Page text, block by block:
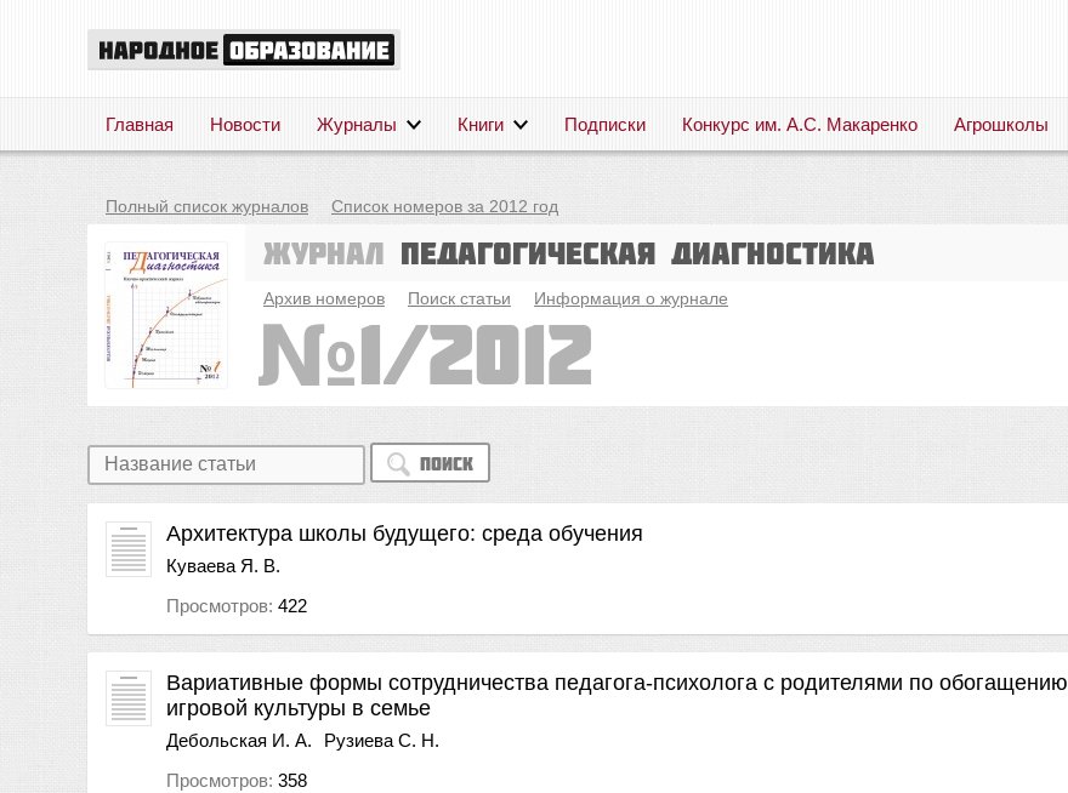
Главная Новости Журналы Книги Подписки Конкурс им. А.С. Макаренко Агрошколы
Полный список журналов Список номеров за 2012 год
Журнал Педагогическая диагностика
Архив номеров Поиск статьи Информация о журнале
1/2012
Поиск
Архитектура школы будущего: среда обучения
Куваева Я. В.
Просмотров: 422
Вариативные формы сотрудничества педагога-психолога с родителями по обогащению
игровой культуры в семье
Дебольская И. А.
Рузиева С. Н.
Просмотров: 358